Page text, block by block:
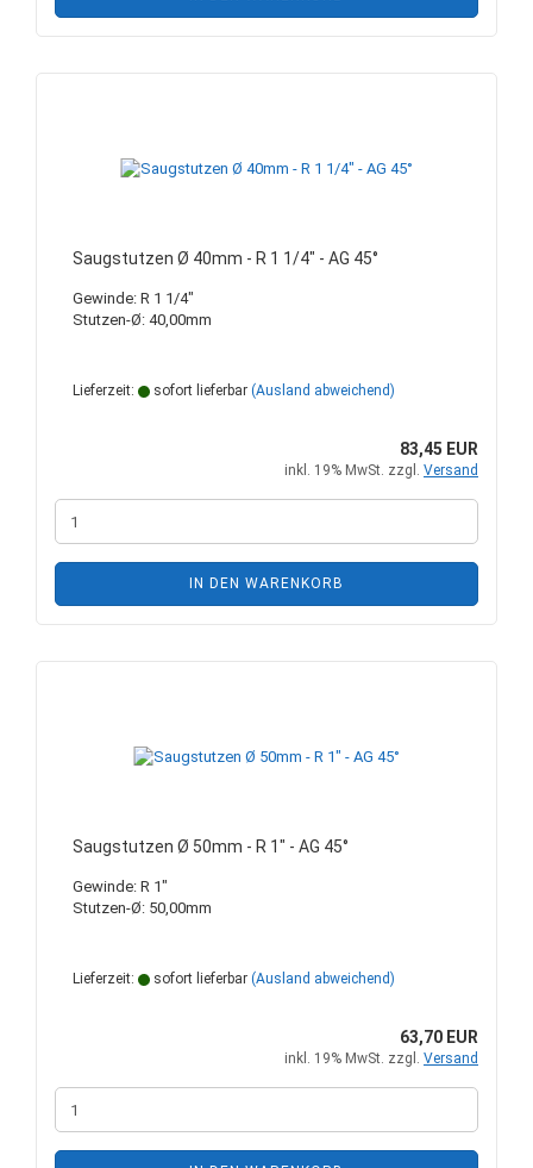
Saugstutzen Ø 40mm - R 1 1/4" - AG 45°
Gewinde: R 1 1/4"
Stutzen-Ø: 40,00mm
Lieferzeit: sofort lieferbar (Ausland abweichend)
83,45 EUR
inkl. 19% MwSt. zzgl. Versand
IN DEN WARENKORB
Saugstutzen Ø 50mm - R 1" - AG 45°
Gewinde: R 1"
Stutzen-Ø: 50,00mm
Lieferzeit: sofort lieferbar (Ausland abweichend)
63,70 EUR
inkl. 19% MwSt. zzgl. Versand